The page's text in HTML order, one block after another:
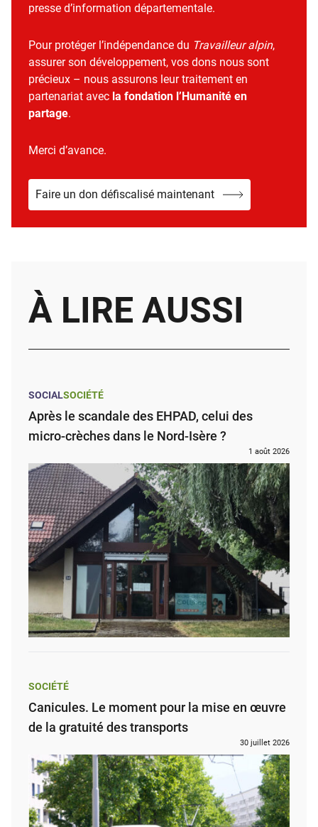
presse d’information départementale.
Pour protéger l’indépendance du Travailleur alpin,
assurer son développement, vos dons nous sont
précieux – nous assurons leur traitement en
partenariat avec la fondation l’Humanité en
partage.
Merci d’avance.
Faire un don défiscalisé maintenant
À LIRE AUSSI
SOCIALSOCIÉTÉ
Après le scandale des EHPAD, celui des
micro-crèches dans le Nord-Isère ?
1 août 2026
SOCIÉTÉ
Canicules. Le moment pour la mise en œuvre
de la gratuité des transports
30 juillet 2026